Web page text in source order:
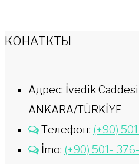
КОНАТКТЫ
Адрес: İvedik
ANKARA/TÜRKİYE
Телефон: (+90)
İmo: (+90) 501-